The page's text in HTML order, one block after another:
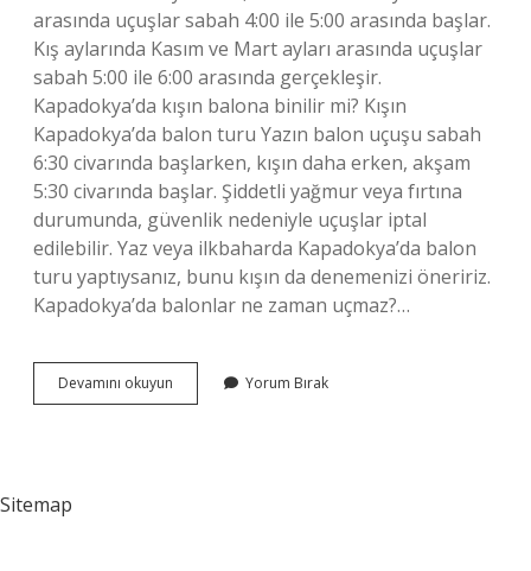
arasında uçuşlar sabah 4:00 ile 5:00 arasında başlar.
Kış aylarında Kasım ve Mart ayları arasında uçuşlar
sabah 5:00 ile 6:00 arasında gerçekleşir.
Kapadokya’da kışın balona binilir mi? Kışın
Kapadokya’da balon turu Yazın balon uçuşu sabah
6:30 civarında başlarken, kışın daha erken, akşam
5:30 civarında başlar. Şiddetli yağmur veya fırtına
durumunda, güvenlik nedeniyle uçuşlar iptal
edilebilir. Yaz veya ilkbaharda Kapadokya’da balon
turu yaptıysanız, bunu kışın da denemenizi öneririz.
Kapadokya’da balonlar ne zaman uçmaz?…
Devamını okuyun
Hava
Yorum Bırak
Sitemap